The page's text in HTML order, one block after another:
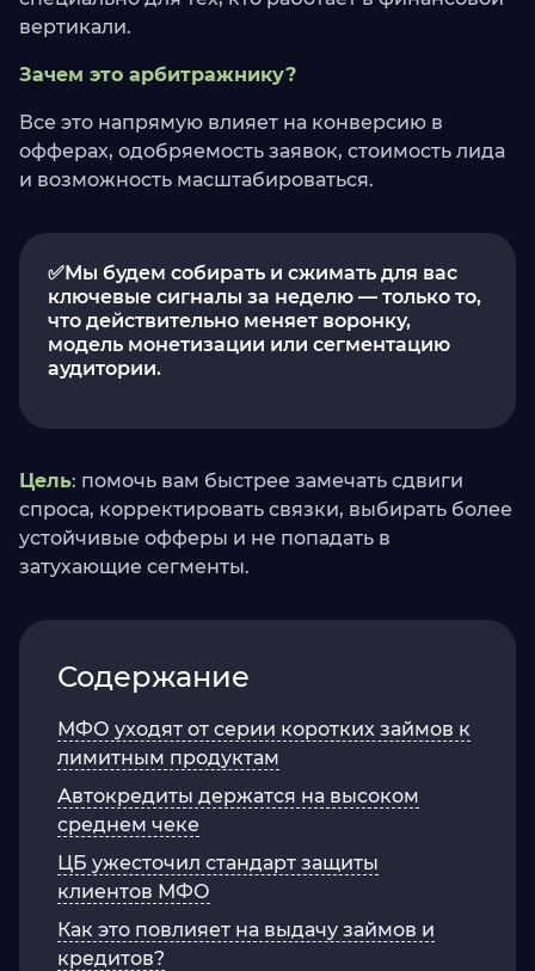
вертикали.
Зачем это арбитражнику?
Все это напрямую влияет на конверсию в
офферах, одобряемость заявок, стоимость лида
и возможность масштабироваться.
✅Мы будем собирать и сжимать для вас
ключевые сигналы за неделю — только то,
что действительно меняет воронку,
модель монетизации или сегментацию
аудитории.
Цель: помочь вам быстрее замечать сдвиги
спроса, корректировать связки, выбирать более
устойчивые офферы и не попадать в
затухающие сегменты.
Содержание
МФО уходят от серии коротких займов к
лимитным продуктам
Автокредиты держатся на высоком
среднем чеке
ЦБ ужесточил стандарт защиты
клиентов МФО
Как это повлияет на выдачу займов и
кредитов?